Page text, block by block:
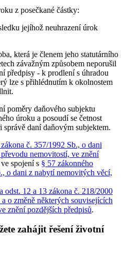
z posečkané částky:
jejíhož neuhrazení úrok
která je členem jeho statutárního
závažným způsobem neporušil
předpisy - k prodlení s úhradou
lze s přihlédnutím k okolnostem
poměry daňového subjektu
úroku a posoudí se četnost
daní daňovým subjektem.
č. 357/1992 Sb., o dani
nemovitostí, ve znění
ve spojení s § 57 zákonného
o dani z nabytí nemovitých věcí,
odst. 12 a 13 zákona č. 218/2000
o změně některých souvisejících
znění pozdějších předpisů.
zahájit řešení životní